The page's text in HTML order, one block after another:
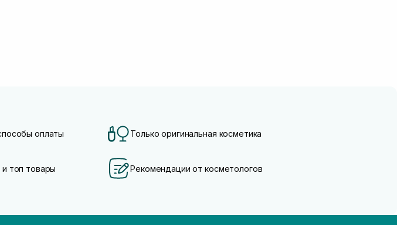
оплаты Только оригинальная косметика
топ товары Рекомендации от косметологов